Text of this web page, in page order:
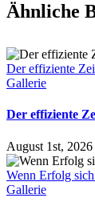
Ähnliche
Der effiziente
Gallerie
Der effiziente
August 1st, 2026
Wenn Erfolg
Gallerie